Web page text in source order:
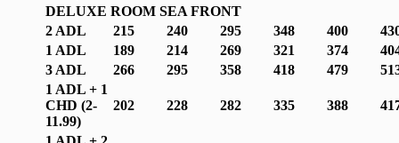
DELUXE ROOM SEA FRONT
2 ADL
215 240 295 348 400
1 ADL
189 214 269 321 374
3 ADL
266 295 358 418 479
1 ADL + 1
CHD (2-
11.99)
202 228 282 335 388